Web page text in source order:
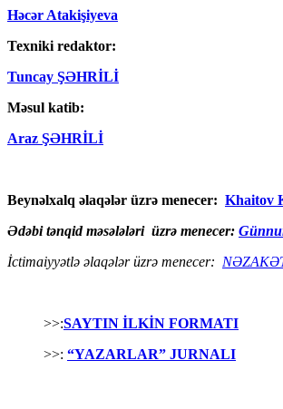
Həcər Atakişiyeva
Texniki redaktor:
Tuncay ŞƏHRİLİ
Məsul katib:
Araz ŞƏHRİLİ
Beynəlxalq əlaqələr üzrə menecer: Khaitov
Ədəbi tənqid məsələləri üzrə menecer:
İctimaiyyətlə əlaqələr üzrə menecer:
>>:SAYTIN İLKİN FORMATI
>>: “YAZARLAR” JURNALI